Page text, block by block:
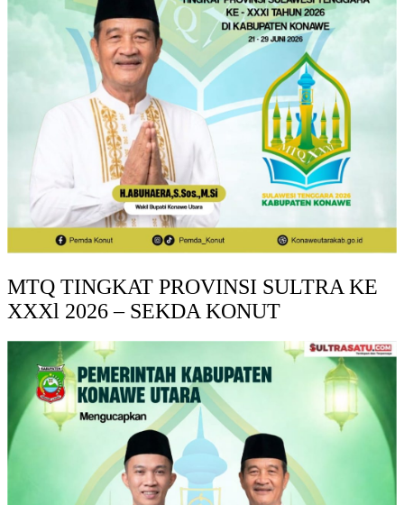
MTQ TINGKAT PROVINSI SULTRA KE
XXXl 2026 – SEKDA KONUT